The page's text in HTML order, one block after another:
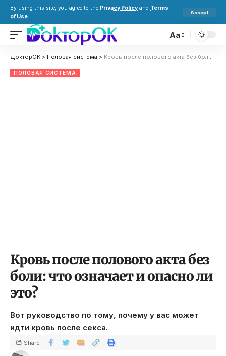
By using this site, you agree to the Privacy Policy and Terms
of Use.
Accept
Aa
ДокторОК > Половая система > Кровь после полового акта без боли: что означает и опасно ли это?
ПОЛОВАЯ СИСТЕМА
Кровь после полового акта без
боли: что означает и опасно ли
это?
Вот руководство по тому, почему у вас может
идти кровь после секса.
Share